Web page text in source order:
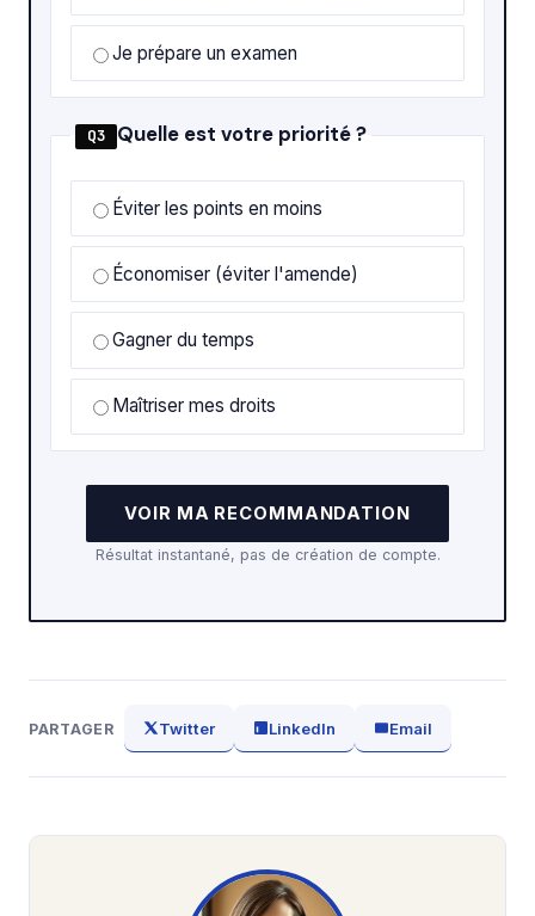
Je prépare un examen
Q3 Quelle est votre priorité ?
Éviter les points en moins
Économiser (éviter l'amende)
Gagner du temps
Maîtriser mes droits
VOIR MA RECOMMANDATION
Résultat instantané, pas de création de compte.
PARTAGER Twitter LinkedIn Email